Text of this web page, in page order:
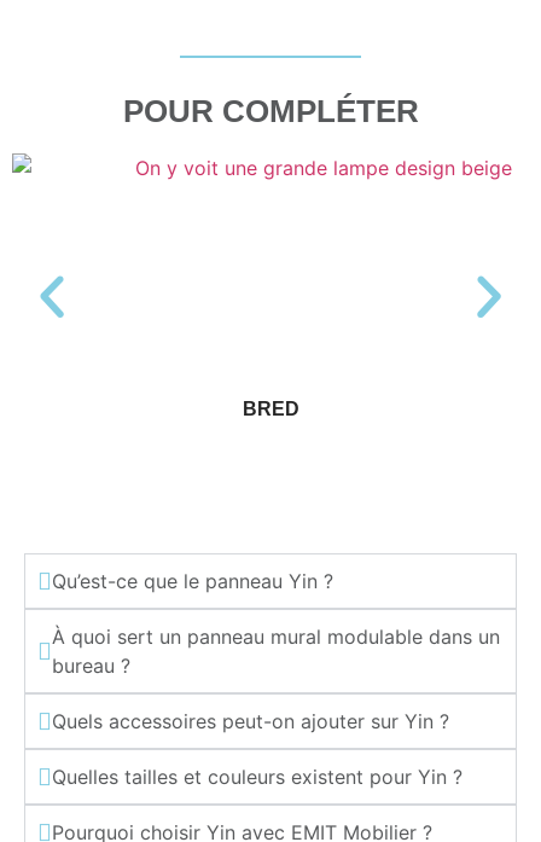
POUR COMPLÉTER
BRED
Qu’est-ce que le panneau Yin ?
À quoi sert un panneau mural modulable dans un
bureau ?
Quels accessoires peut-on ajouter sur Yin ?
Quelles tailles et couleurs existent pour Yin ?
Pourquoi choisir Yin avec EMIT Mobilier ?